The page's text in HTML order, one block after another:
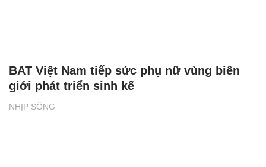
NHỊP SỐNG
BAT Việt Nam tiếp sức phụ nữ vùng biên
giới phát triển sinh kế